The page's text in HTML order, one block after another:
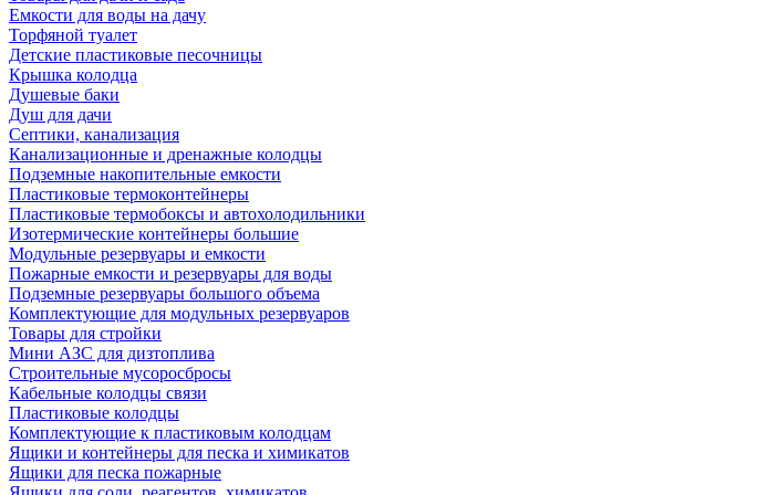
Емкости для воды на дачу
Торфяной туалет
Детские пластиковые песочницы
Крышка колодца
Душевые баки
Душ для дачи
Септики, канализация
Канализационные и дренажные колодцы
Подземные накопительные емкости
Пластиковые термоконтейнеры
Пластиковые термобоксы и автохолодильники
Изотермические контейнеры большие
Модульные резервуары и емкости
Пожарные емкости и резервуары для воды
Подземные резервуары большого объема
Комплектующие для модульных резервуаров
Товары для стройки
Мини АЗС для дизтоплива
Строительные мусоросбросы
Кабельные колодцы связи
Пластиковые колодцы
Комплектующие к пластиковым колодцам
Ящики и контейнеры для песка и химикатов
Ящики для песка пожарные